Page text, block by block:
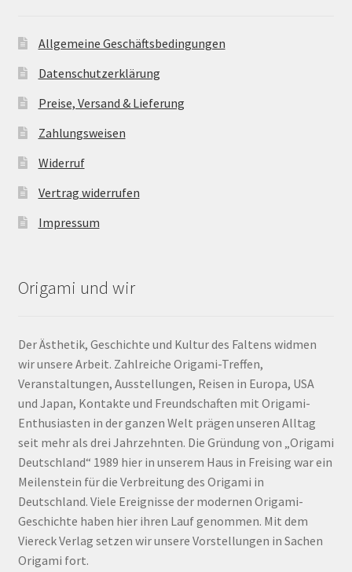
Allgemeine Geschäftsbedingungen
Datenschutzerklärung
Preise, Versand & Lieferung
Zahlungsweisen
Widerruf
Vertrag widerrufen
Impressum
Origami und wir
Der Ästhetik, Geschichte und Kultur des Faltens widmen
wir unsere Arbeit. Zahlreiche Origami-Treffen,
Veranstaltungen, Ausstellungen, Reisen in Europa, USA
und Japan, Kontakte und Freundschaften mit Origami-
Enthusiasten in der ganzen Welt prägen unseren Alltag
seit mehr als drei Jahrzehnten. Die Gründung von „Origami
Deutschland“ 1989 hier in unserem Haus in Freising war ein
Meilenstein für die Verbreitung des Origami in
Deutschland. Viele Ereignisse der modernen Origami-
Geschichte haben hier ihren Lauf genommen. Mit dem
Viereck Verlag setzen wir unsere Vorstellungen in Sachen
Origami fort.